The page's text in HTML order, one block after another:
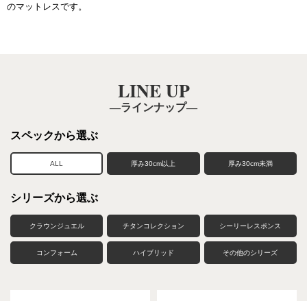
のマットレスです。
LINE UP
―ラインナップ―
スペックから選ぶ
ALL 厚み30cm以上 厚み30cm未満
シリーズから選ぶ
クラウンジュエル チタンコレクション シーリーレスポンス
コンフォーム ハイブリッド その他のシリーズ